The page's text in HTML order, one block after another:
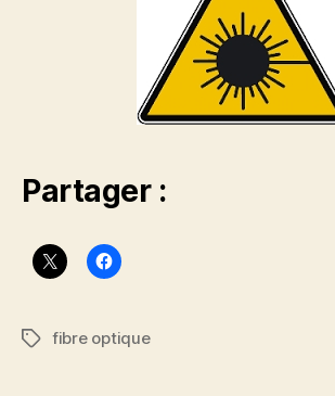
Partager :
Étiquettes
fibre optique